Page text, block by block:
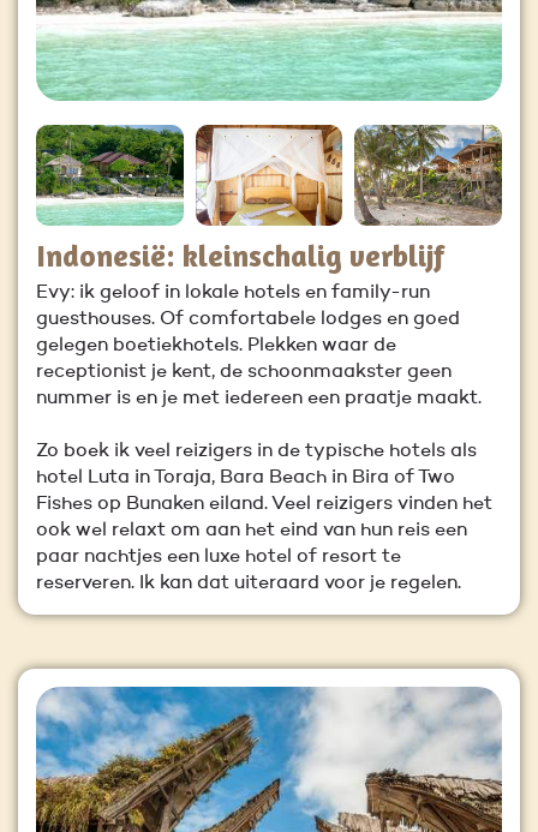
Indonesië: kleinschalig verblijf
Evy: ik geloof in lokale hotels en family-run
guesthouses. Of comfortabele lodges en goed
gelegen boetiekhotels. Plekken waar de
receptionist je kent, de schoonmaakster geen
nummer is en je met iedereen een praatje maakt.
Zo boek ik veel reizigers in de typische hotels als
hotel Luta in Toraja, Bara Beach in Bira of Two
Fishes op Bunaken eiland. Veel reizigers vinden het
ook wel relaxt om aan het eind van hun reis een
paar nachtjes een luxe hotel of resort te
reserveren. Ik kan dat uiteraard voor je regelen.